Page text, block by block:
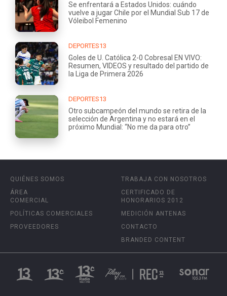
Se enfrentará a Estados Unidos: cuándo
vuelve a jugar Chile por el Mundial Sub 17 de
Vóleibol Femenino
DEPORTES13
Goles de U. Católica 2-0 Cobresal EN VIVO:
Resumen, VIDEOS y resultado del partido de
la Liga de Primera 2026
DEPORTES13
Otro subcampeón del mundo se retira de la
selección de Argentina y no estará en el
próximo Mundial: “No me da para otro”
QUIÉNES SOMOS
ÁREA
COMERCIAL
POLÍTICAS COMERCIALES
PROVEEDORES
TRABAJA CON NOSOTROS
CERTIFICADO DE
HONORARIOS 2012
MEDICIÓN ANTENAS
CONTACTO
BRANDED CONTENT